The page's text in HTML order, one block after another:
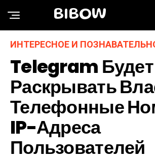
BIBOW
ИНТЕРЕСНОЕ И
Telegram Будет
Раскрывать
Телефонные
IP-Адреса
Пользователей